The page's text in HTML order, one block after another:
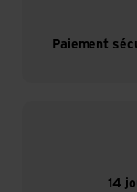
Paiement
14